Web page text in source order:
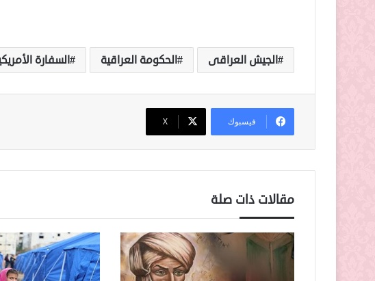
الجيش العراقى الحكومة العراقية السفارة
فيسبوك ‫X
مقالات ذات صلة